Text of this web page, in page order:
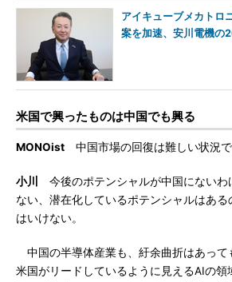
アイキューブメカトロ
案を加速、安川電機の
米国で興ったものは中国でも興る
MONOist 中国市場の回復は難しい状況で
小川
今後のポテンシャルが中国にないわ
ない、潜在化しているポテンシャルはあ
はいけない。
中国の半導体産業も、紆余曲折はあって
米国がリードしているように見えるAIの領